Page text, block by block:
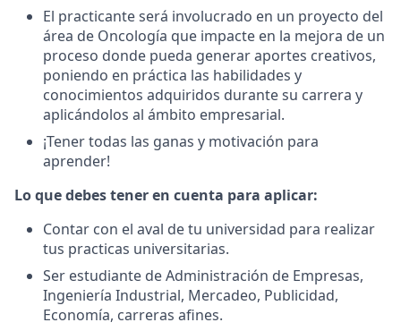
El practicante será involucrado en un proyecto del
área de Oncología que impacte en la mejora de un
proceso donde pueda generar aportes creativos,
poniendo en práctica las habilidades y
conocimientos adquiridos durante su carrera y
aplicándolos al ámbito empresarial.
¡Tener todas las ganas y motivación para
aprender!
Lo que debes tener en cuenta para aplicar:
Contar con el aval de tu universidad para realizar
tus practicas universitarias.
Ser estudiante de Administración de Empresas,
Ingeniería Industrial, Mercadeo, Publicidad,
Economía, carreras afines.